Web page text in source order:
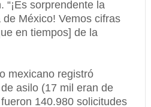
“¡Es sorprendente la
México! Vemos cifras
en tiempos] de la
mexicano registró
asilo (17 mil eran de
140.980 solicitudes